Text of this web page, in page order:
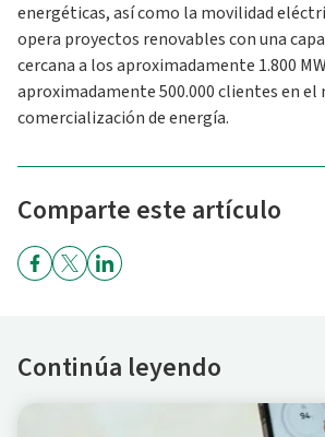
energéticas, así como la movilidad
opera proyectos renovables con una
cercana a los aproximadamente 1.800
aproximadamente 500.000 clientes en el
comercialización de energía.
Comparte este artículo
Continúa leyendo